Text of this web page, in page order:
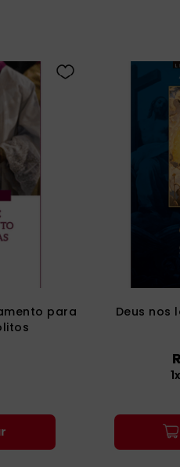
para
Deus nos
1x